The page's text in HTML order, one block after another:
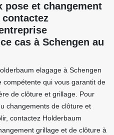
pose et changement
cas à Schengen au
elagage à Schengen
compétente qui vous garantit de
de clôture et grillage. Pour
changements de clôture et
contactez Holderbaum
grillage et de clôture à